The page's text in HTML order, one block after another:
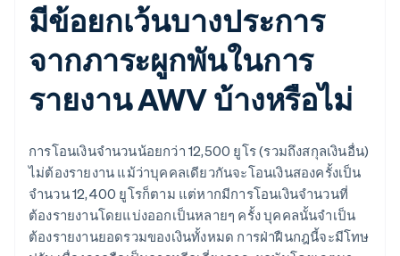
มีข้อยกเว้นบางประการ
จากภาระผูกพันในการ
รายงาน AWV บ้างหรือไม่
การโอนเงินจำนวนน้อยกว่า 12,500 ยูโร (รวมถึงสกุลเงินอื่น)
ไม่ต้องรายงาน แม้ว่าบุคคลเดียวกันจะโอนเงินสองครั้งเป็น
จำนวน 12,400 ยูโรก็ตาม แต่หากมีการโอนเงินจำนวนที่
ต้องรายงานโดยแบ่งออกเป็นหลายๆ ครั้ง บุคคลนั้นจำเป็น
ต้องรายงานยอดรวมของเงินทั้งหมด การฝ่าฝืนกฎนี้จะมีโทษ